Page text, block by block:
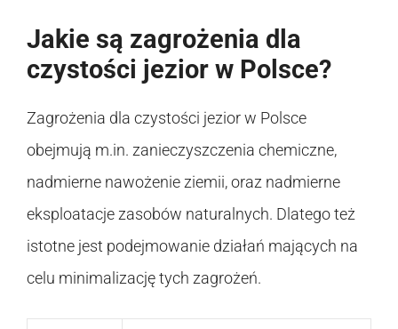
Jakie są zagrożenia dla
czystości jezior w Polsce?
Zagrożenia dla czystości jezior w Polsce
obejmują m.in. zanieczyszczenia chemiczne,
nadmierne nawożenie ziemii, oraz nadmierne
eksploatacje zasobów naturalnych. Dlatego też
istotne jest podejmowanie działań mających na
celu minimalizację tych zagrożeń.